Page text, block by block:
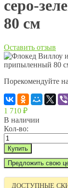
серо-
80 см
Оставить отзыв
Порекомендуйте
1 710 ₽
В наличии
Кол-во:
Предложить свою
ДОСТУПНЫЕ